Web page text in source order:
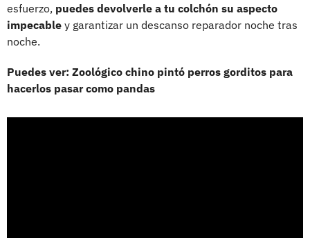
esfuerzo, puedes devolverle a tu colchón su aspecto
impecable y garantizar un descanso reparador noche tras
noche.
Puedes ver: Zoológico chino pintó perros gorditos para
hacerlos pasar como pandas